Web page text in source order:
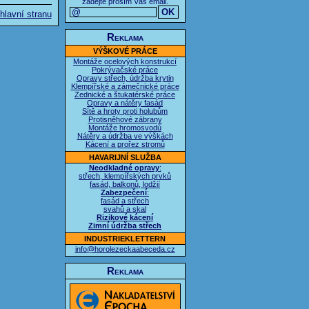
stranu
Reklama
VÝŠKOVÉ PRÁCE
Montáže ocelových konstrukcí
Pokrývačské práce
Opravy střech, údržba krytin
Klempířské a zámečnické práce
Zednické a štukatérské práce
Opravy a nátěry fasád
Sítě a hroty proti holubům
Protisněhové zábrany
Montáže hromosvodů
Nátěry a údržba ve výškách
Kácení a prořez stromů
HAVARIJNÍ SLUŽBA
Neodkladné opravy:
střech, klempířských prvků
fasád, balkonů, lodžií
Zabezpečení:
fasád a střech
svahů a skal
Rizikové kácení
Zimní údržba střech
INDUSTRIEKLETTERN
info@horolezeckaabeceda.cz
Reklama